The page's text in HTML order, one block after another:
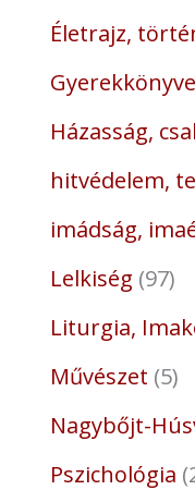
Életrajz,
Házasság,
hitvédelem,
imádság,
Lelkiség 97
Liturgia,
Művészet 5
Nagybőjt-
Pszichológia